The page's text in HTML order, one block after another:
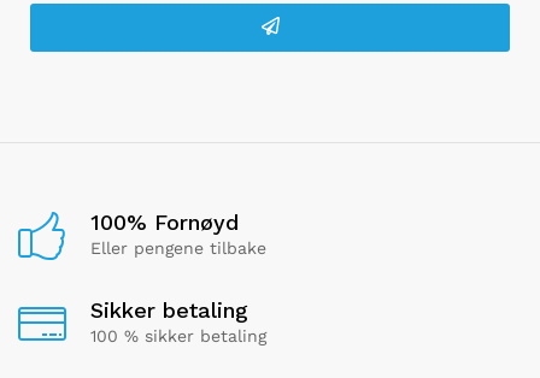
100% Fornøyd
Eller pengene tilbake
Sikker betaling
100 % sikker betaling